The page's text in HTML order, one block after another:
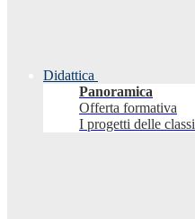
Didattica
Panoramica
Offerta formativa
I progetti delle classi